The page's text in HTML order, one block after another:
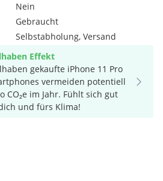
Nein
Gebraucht
Selbstabholung, Versand
Effekt
gekaufte iPhone 11 Pro
vermeiden potentiell
CO₂e im Jahr. Fühlt sich gut
und fürs Klima!